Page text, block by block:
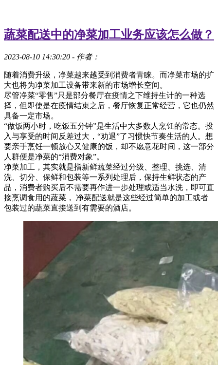
蔬菜配送中的净菜加工业务应该怎么做？
2023-08-10 14:30:20 - 作者：
随着消费升级，净菜越来越受到消费者青睐。而净菜市场的扩
大也将为净菜加工设备带来新的市场增长空间。
尽管净菜“零售”只是部分餐厅在疫情之下维持生计的一种选
择，但即使是在疫情结束之后，餐厅恢复正常经营，它也仍然
具备一定市场。
“做饭两小时，吃饭五分钟”是生活中大多数人烹饪的常态。投
入与享受的时间反差过大，“劝退”了习惯快节奏生活的人。想
要亲手烹饪一顿放心又健康的饭，却不愿意花时间，这一部分
人群便是净菜的“消费对象”。
净菜加工，其实就是指新鲜蔬菜经过分级、整理、挑选、清
洗、切分、保鲜和包装等一系列处理后，保持生鲜状态的产
品，消费者购买后不需要再作进一步处理或适当水洗，即可直
接烹调食用的蔬菜， 净菜配送就是这些经过简单的加工或者
包装过的蔬菜直接送到有需要的酒店。